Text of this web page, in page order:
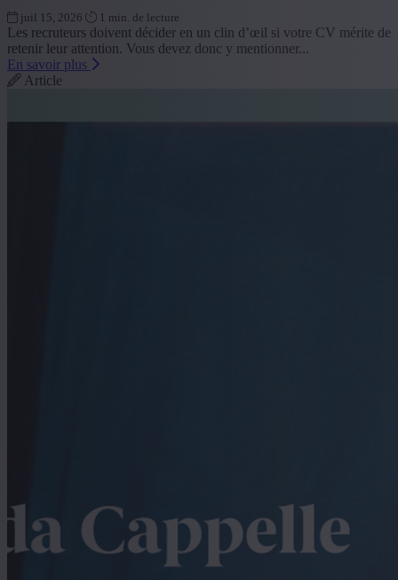
juil 15, 2026 1 min. de lecture
Les recruteurs doivent décider en un clin d’œil si votre CV mérite de
retenir leur attention. Vous devez donc y mentionner...
En savoir plus
Article